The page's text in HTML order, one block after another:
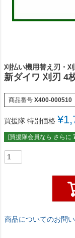
刈払い機用替え刃・刈
新ダイワ 刈刃 4
商品番号 X400-000510
買援隊 特別価格 ¥
[買援隊会員なら さらに
商品についてのお問